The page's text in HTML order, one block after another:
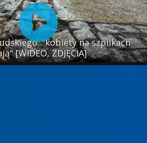
"kobiety na szpilkach
[WIDEO, ZDJĘCIA]